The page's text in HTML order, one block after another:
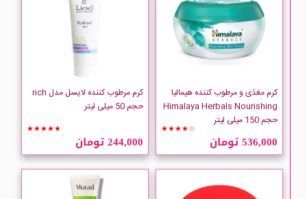
کرم مغذی و مرطوب کننده هیمالیا
Himalaya Herbals Nourishing
حجم 150 میلی لیتر
★★★★☆
536,000 تومان
کرم مرطوب کننده لایسل مدل rich
حجم 50 میلی لیتر
★★★★★
244,000 تومان